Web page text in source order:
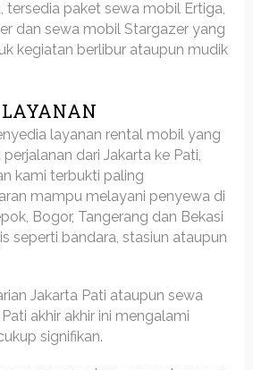
tersedia paket sewa mobil Ertiga,
dan sewa mobil Stargazer yang
kegiatan berlibur ataupun mudik
layanan rental mobil yang
dari Jakarta ke Pati,
kami terbukti paling
mampu melayani penyewa di
Bogor, Tangerang dan Bekasi
seperti bandara, stasiun ataupun
Jakarta Pati ataupun sewa
akhir akhir ini mengalami
signifikan.